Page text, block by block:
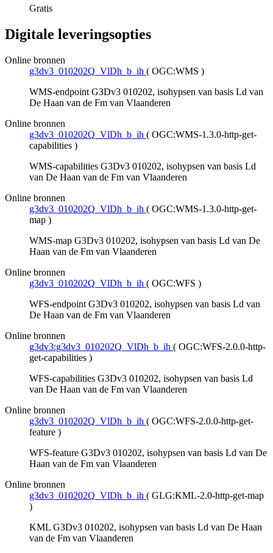
Gratis
Digitale leveringsopties
Online bronnen
g3dv3_010202Q_VlDh_b_ih ( OGC:WMS )
WMS-endpoint G3Dv3 010202, isohypsen van basis Ld van
De Haan van de Fm van Vlaanderen
Online bronnen
g3dv3_010202Q_VlDh_b_ih ( OGC:WMS-1.3.0-http-get-
capabilities )
WMS-capabilities G3Dv3 010202, isohypsen van basis Ld
van De Haan van de Fm van Vlaanderen
Online bronnen
g3dv3_010202Q_VlDh_b_ih ( OGC:WMS-1.3.0-http-get-
map )
WMS-map G3Dv3 010202, isohypsen van basis Ld van De
Haan van de Fm van Vlaanderen
Online bronnen
g3dv3_010202Q_VlDh_b_ih ( OGC:WFS )
WFS-endpoint G3Dv3 010202, isohypsen van basis Ld van
De Haan van de Fm van Vlaanderen
Online bronnen
g3dv3:g3dv3_010202Q_VlDh_b_ih ( OGC:WFS-2.0.0-http-
get-capabilities )
WFS-capabilities G3Dv3 010202, isohypsen van basis Ld
van De Haan van de Fm van Vlaanderen
Online bronnen
g3dv3_010202Q_VlDh_b_ih ( OGC:WFS-2.0.0-http-get-
feature )
WFS-feature G3Dv3 010202, isohypsen van basis Ld van De
Haan van de Fm van Vlaanderen
Online bronnen
g3dv3_010202Q_VlDh_b_ih ( GLG:KML-2.0-http-get-map
)
KML G3Dv3 010202, isohypsen van basis Ld van De Haan
van de Fm van Vlaanderen